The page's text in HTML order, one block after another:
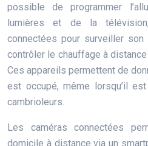
possible de programmer
lumières et de la
connectées pour surveiller
contrôler le chauffage à
Ces appareils permettent de
est occupé, même lorsqu’il
cambrioleurs.
Les caméras connectées
domicile à distance via un